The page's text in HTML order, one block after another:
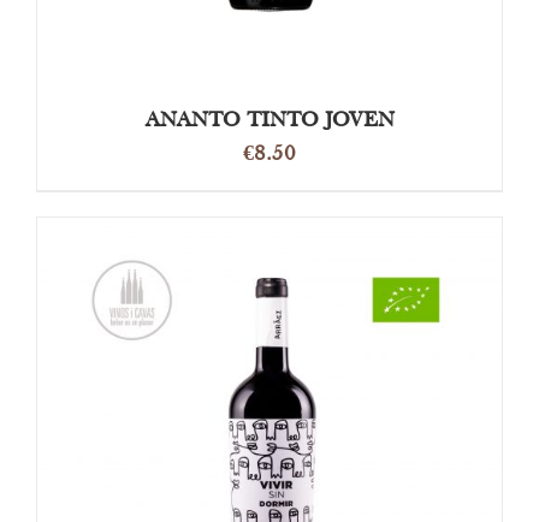
ANANTO TINTO JOVEN
€8.50
OPTIES SELECTEREN /